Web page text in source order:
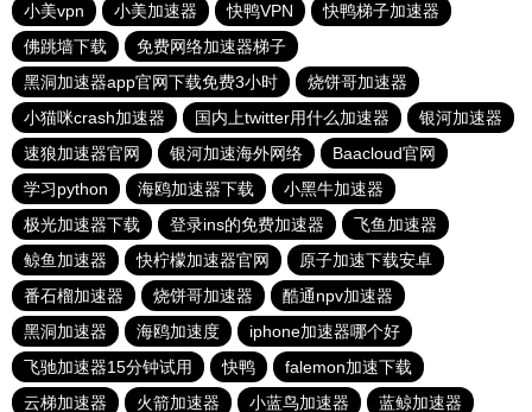
小美vpn
小美加速器 快鸭VPN
快鸭梯子加速器
佛跳墙下载
免费网络加速器梯子
黑洞加速器app官网下载免费3小时
烧饼哥加速器
小猫咪crash加速器
国内上twitter用什么加速器
银河加速器
速狼加速器官网
银河加速海外网络
Baacloud官网
学习python
海鸥加速器下载
小黑牛加速器
极光加速器下载
登录ins的免费加速器
飞鱼加速器
鲸鱼加速器
快柠檬加速器官网
原子加速下载安卓
番石榴加速器
烧饼哥加速器
酷通npv加速器
黑洞加速器
海鸥加速度
iphone加速器哪个好
飞驰加速器15分钟试用
快鸭
falemon加速下载
云梯加速器
火箭加速器 小蓝鸟加速器 蓝鲸加速器